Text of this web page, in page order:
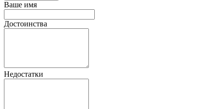
Ваше имя
Достоинства
Недостатки